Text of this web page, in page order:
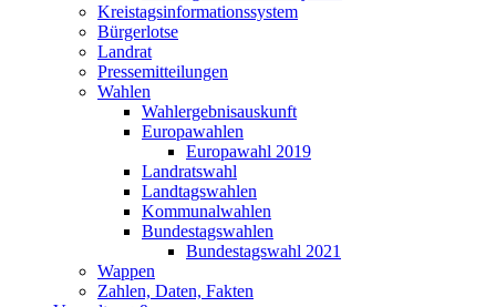
Kreistagsinformationssystem
Bürgerlotse
Landrat
Pressemitteilungen
Wahlen
Wahlergebnisauskunft
Europawahlen
Europawahl 2019
Landratswahl
Landtagswahlen
Kommunalwahlen
Bundestagswahlen
Bundestagswahl 2021
Wappen
Zahlen, Daten, Fakten